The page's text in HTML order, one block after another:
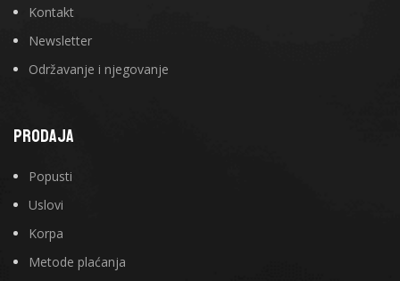
Kontakt
Newsletter
Održavanje i njegovanje
PRODAJA
Popusti
Uslovi
Korpa
Metode plaćanja